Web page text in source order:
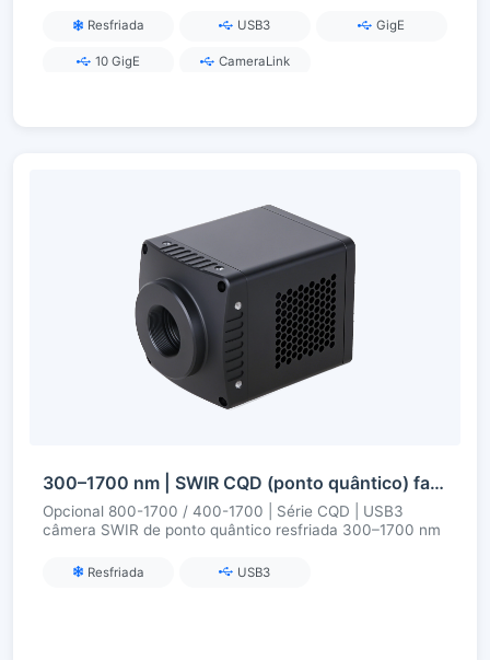
Resfriada USB3 GigE
10 GigE CameraLink
300–1700 nm | SWIR CQD (ponto quântico) fabricado na China | USB3 | Refrigerado | Câmera SWIR
Opcional 800-1700 / 400-1700 | Série CQD | USB3
câmera SWIR de ponto quântico resfriada 300–1700 nm
Resfriada USB3